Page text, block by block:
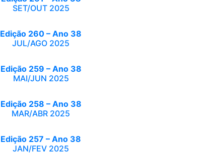
SET/OUT 2025
Edição 260 – Ano 38
JUL/AGO 2025
Edição 259 – Ano 38
MAI/JUN 2025
Edição 258 – Ano 38
MAR/ABR 2025
Edição 257 – Ano 38
JAN/FEV 2025